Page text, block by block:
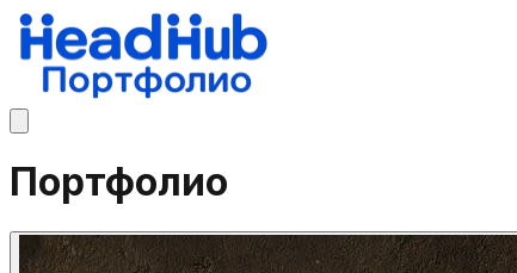
Портфолио